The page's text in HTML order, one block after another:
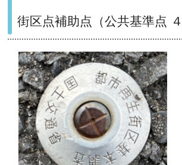
街区点補助点（公共基準点 ４